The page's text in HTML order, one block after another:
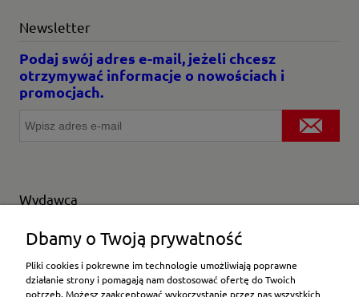
Newsletter
Podaj swój adres e-mail, jeżeli chcesz
otrzymywać informacje o nowościach i
promocjach.
Wydawca
Wybierz producenta
Dbamy o Twoją prywatność
Pliki cookies i pokrewne im technologie umożliwiają poprawne
działanie strony i pomagają nam dostosować ofertę do Twoich
potrzeb. Możesz zaakceptować wykorzystanie przez nas wszystkich